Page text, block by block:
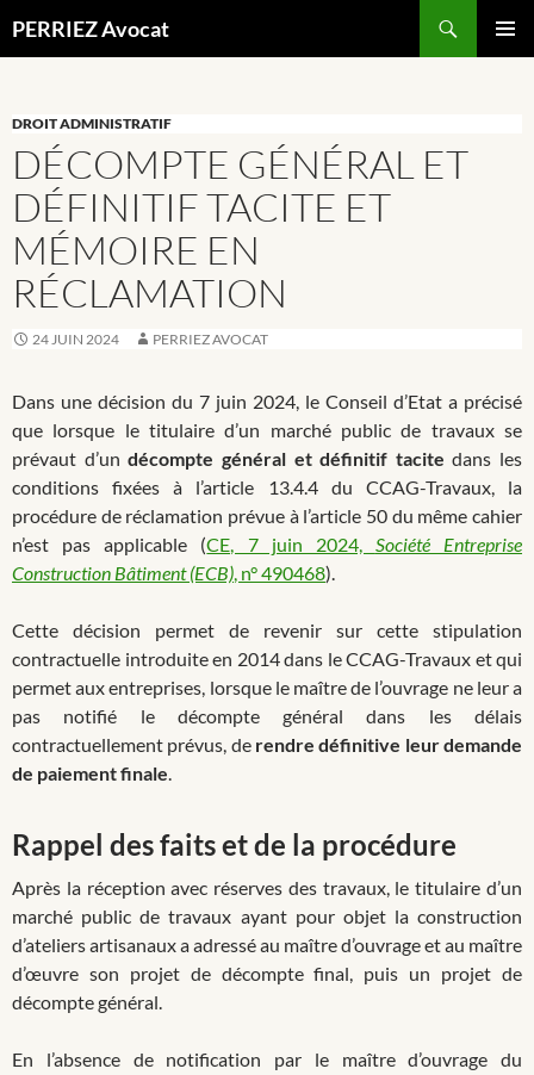
PERRIEZ Avocat
DROIT ADMINISTRATIF
DÉCOMPTE GÉNÉRAL ET
DÉFINITIF TACITE ET
MÉMOIRE EN
RÉCLAMATION
24 JUIN 2024 PERRIEZ AVOCAT
Dans une décision du 7 juin 2024, le Conseil d’Etat a précisé
que lorsque le titulaire d’un marché public de travaux se
prévaut d’undécompte général et définitif tacite dans les
conditions fixées à l’article 13.4.4 du CCAG-Travaux, la
procédure de réclamation prévue à l’article 50 du même cahier
n’est pas applicable (CE, 7 juin 2024, Société Entreprise
Construction Bâtiment (ECB), n° 490468).
Cette décision permet de revenir sur cette stipulation
contractuelle introduite en 2014 dans le CCAG-Travaux et qui
permet aux entreprises, lorsque le maître de l’ouvrage ne leur a
pas notifié le décompte général dans les délais
contractuellement prévus, de rendre définitive leur demande
de paiement finale.
Rappel des faits et de la procédure
Après la réception avec réserves des travaux, le titulaire d’un
marché public de travaux ayant pour objet la construction
d’ateliers artisanaux a adressé au maître d’ouvrage et au maître
d’œuvre son projet de décompte final, puis un projet de
décompte général.
En l’absence de notification par le maître d’ouvrage du